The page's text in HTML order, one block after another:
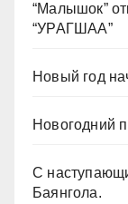
“Малышок”
“УРАГШАА”
Новый год
Новогодний
С
Баянгола.